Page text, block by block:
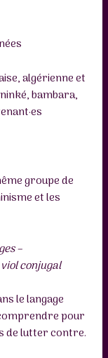
algérienne et
bambara,
groupe de
et les
–
conjugal
le langage
pour
de lutter contre.